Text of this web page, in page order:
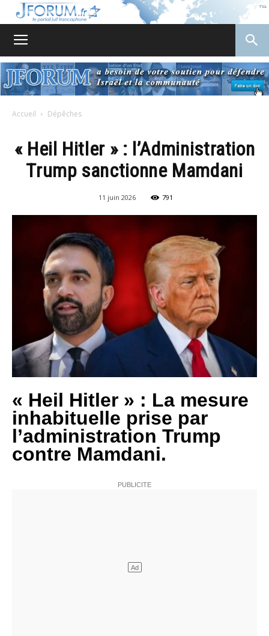
Accueil Dépêches
« Heil Hitler » : l’Administration
Trump sanctionne Mamdani
11 juin 2026 791
« Heil Hitler » : La mesure
inhabituelle prise par
l’administration Trump
contre Mamdani.